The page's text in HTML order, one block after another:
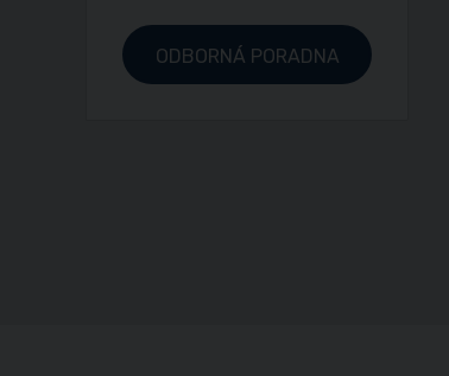
ODBORNÁ PORADNA